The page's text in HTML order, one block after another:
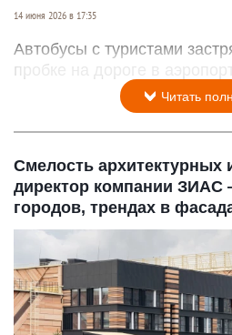
14 июня 2026 в 17:35
Автобусы с туристами
пробке на дороге в
Читать
Смелость архитектурных
директор компании ЗИАС
городов, трендах в